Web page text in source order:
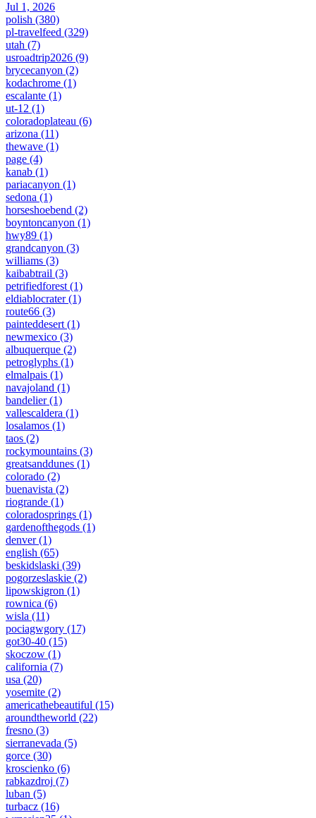
Jul 1, 2026
polish (380)
pl-travelfeed (329)
utah (7)
usroadtrip2026 (9)
brycecanyon (2)
kodachrome (1)
escalante (1)
ut-12 (1)
coloradoplateau (6)
arizona (11)
thewave (1)
page (4)
kanab (1)
pariacanyon (1)
sedona (1)
horseshoebend (2)
boyntoncanyon (1)
hwy89 (1)
grandcanyon (3)
williams (3)
kaibabtrail (3)
petrifiedforest (1)
eldiablocrater(1)
route66 (3)
painteddesert (1)
newmexico (3)
albuquerque (2)
petroglyphs (1)
elmalpais (1)
navajoland (1)
bandelier(1)
vallescaldera (1)
losalamos (1)
taos (2)
rockymountains (3)
greatsanddunes (1)
colorado (2)
buenavista (2)
riogrande (1)
coloradosprings (1)
gardenofthegods (1)
denver(1)
english (65)
beskidslaski (39)
pogorzeslaskie (2)
lipowskigron (1)
rownica (6)
wisla (11)
pociagwgory (17)
got30-40 (15)
skoczow (1)
california (7)
usa (20)
yosemite (2)
americathebeautiful (15)
aroundtheworld (22)
fresno (3)
sierranevada (5)
gorce (30)
kroscienko (6)
rabkazdroj (7)
luban (5)
turbacz (16)